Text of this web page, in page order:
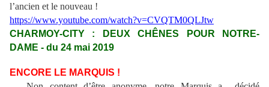
l’ancien et le nouveau !
https://www.youtube.com/watch?v=CVQTM0QLJtw
CHARMOY-CITY : DEUX CHÊNES POUR NOTRE-
DAME - du 24 mai 2019
ENCORE LE MARQUIS !